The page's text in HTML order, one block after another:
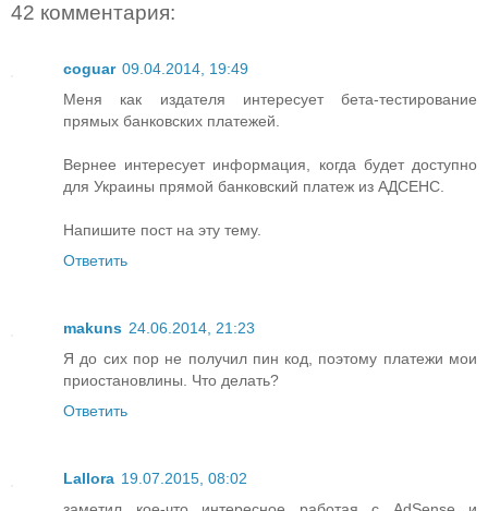
42 комментария:
coguar 09.04.2014, 19:49
Меня как издателя интересует бета-тестирование
прямых банковских платежей.
Вернее интересует информация, когда будет доступно
для Украины прямой банковский платеж из АДСЕНС.
Напишите пост на эту тему.
Ответить
makuns 24.06.2014, 21:23
Я до сих пор не получил пин код, поэтому платежи мои
приостановлины. Что делать?
Ответить
Lallora 19.07.2015, 08:02